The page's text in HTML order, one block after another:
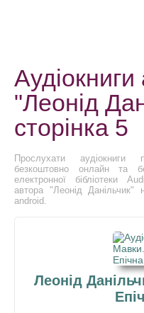
"Леонід
сторінка 5
Прослухати аудіокниги
безкоштовно онлайн та
електронної бібліотеки
автора "Леонід
android.
Леонід